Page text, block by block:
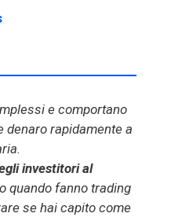
e comportano
denaro rapidamente a
investitori al
quando fanno trading
se hai capito come